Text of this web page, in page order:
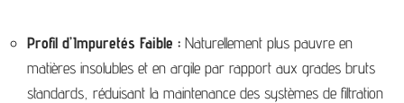
Profil d’Impuretés Faible : Naturellement plus pauvre en
matières insolubles et en argile par rapport aux grades bruts
standards, réduisant la maintenance des systèmes de filtration